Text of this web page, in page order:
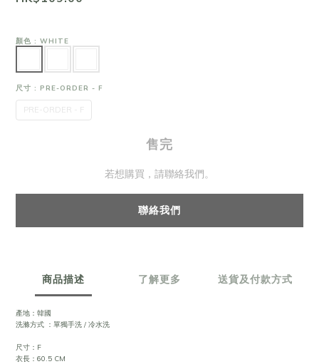
顏色 : WHITE
尺寸 : PRE-ORDER - F
PRE-ORDER - F
售完
若想購買，請聯絡我們。
聯絡我們
商品描述 了解更多 送貨及付款方式
產地：韓國
洗滌方式 ：單獨手洗 / 冷水洗
尺寸：F
衣長：60.5 CM